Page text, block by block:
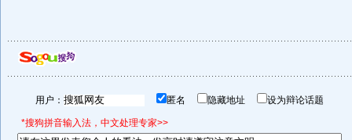
用户： 匿名 隐藏地址 设为辩论话题
*搜狗拼音输入法，中文处理专家>>